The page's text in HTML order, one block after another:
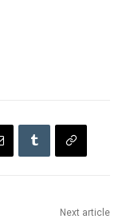
Next article